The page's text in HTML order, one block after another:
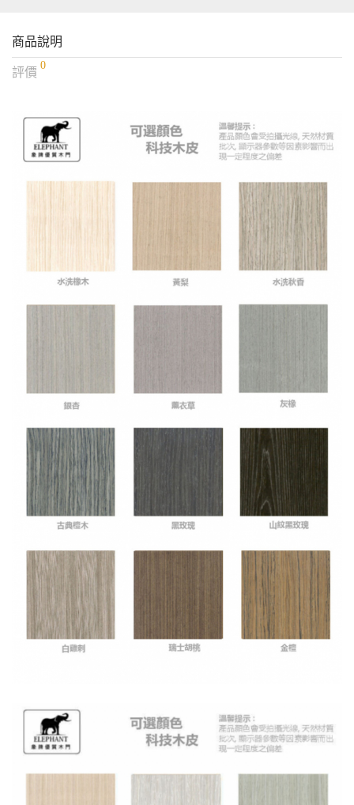
商品說明
評價
0